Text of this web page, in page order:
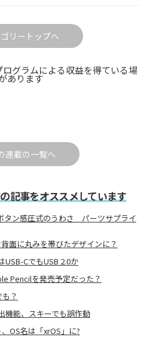
リートップへ
グラムによる収益を得ている場
あります
連載の一覧へ
記事をオススメしています
タン感圧式のうわさ パーツサプライ
面に丸みを帯びたデザインに？
USB-CでもUSB 2.0か
Pencilを発売予定だった？
？
機能、スキーでも誤作動
OS名は「xrOS」に?